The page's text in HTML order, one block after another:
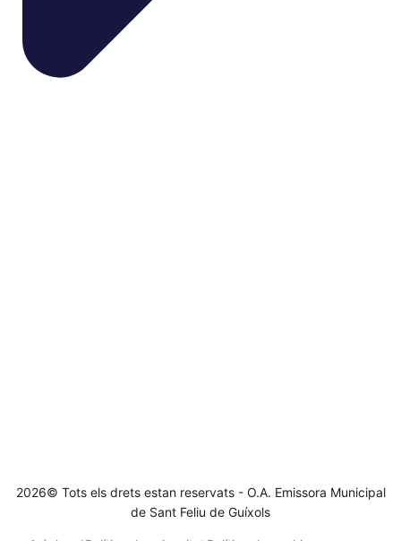
2026© Tots els drets estan reservats - O.A. Emissora Municipal
de Sant Feliu de Guíxols